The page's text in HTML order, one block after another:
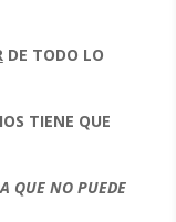
DE TODO LO
TIENE QUE
QUE NO PUEDE